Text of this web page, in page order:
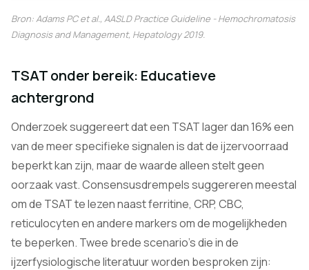
Bron: Adams PC et al., AASLD Practice Guideline - Hemochromatosis
Diagnosis and Management, Hepatology2019.
TSAT onder bereik: Educatieve
achtergrond
Onderzoek suggereert dat een TSAT lager dan 16% een
van de meer specifieke signalen is dat de ijzervoorraad
beperkt kan zijn, maar de waarde alleen stelt geen
oorzaak vast. Consensusdrempels suggereren meestal
om de TSAT te lezen naast ferritine, CRP, CBC,
reticulocyten en andere markers om de mogelijkheden
te beperken. Twee brede scenario's die in de
ijzerfysiologische literatuur worden besproken zijn: